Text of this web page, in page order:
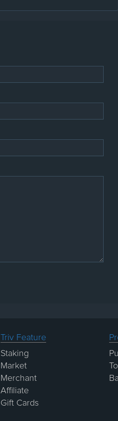
Triv Feature
Staking
Market
Merchant
Affiliate
Gift Cards